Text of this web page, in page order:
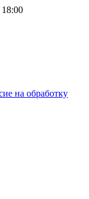
18:00
на обработку